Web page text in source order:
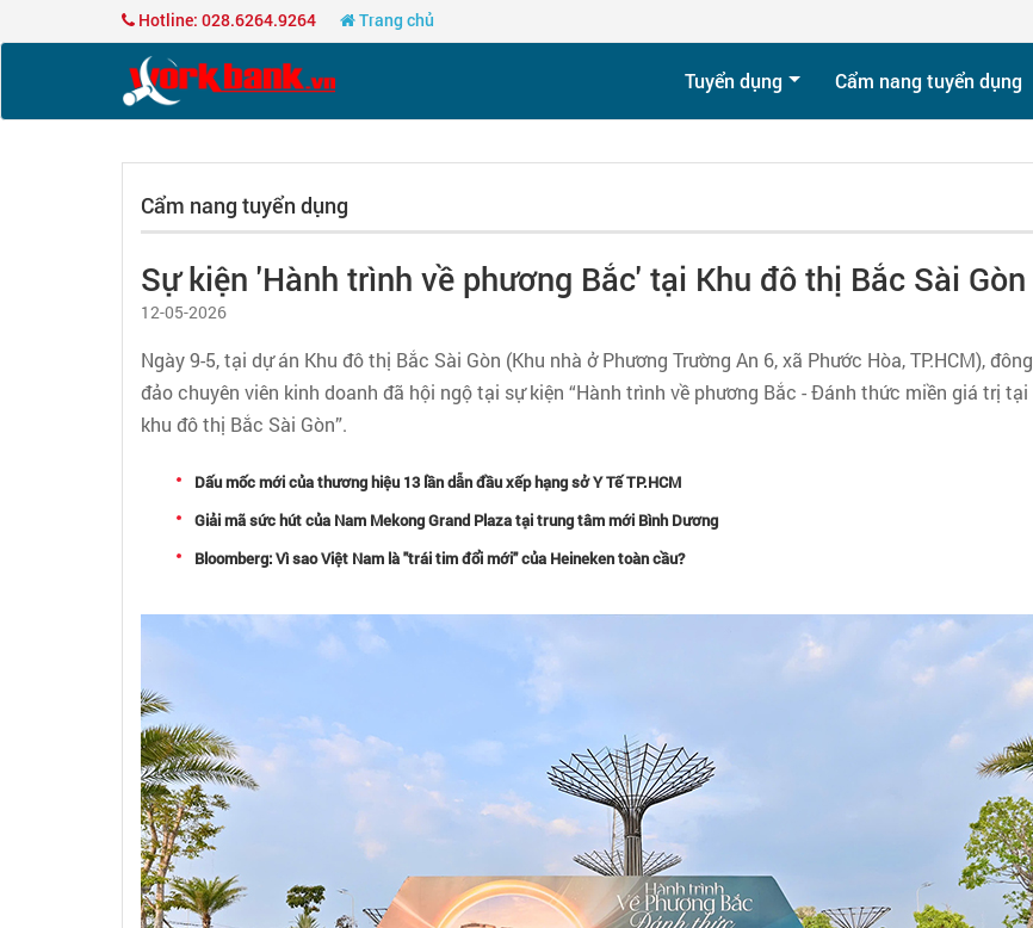
Hotline: 028.6264.9264 Trang chủ
Tuyển dụng Cẩm nang tuyển dụng
Cẩm nang tuyển dụng
Sự kiện 'Hành trình về phương Bắc' tại Khu đô thị Bắc Sài Gòn
12-05-2026
Ngày 9-5, tại dự án Khu đô thị Bắc Sài Gòn (Khu nhà ở Phương Trường An 6, xã Phước Hòa, TP.HCM), đông
đảo chuyên viên kinh doanh đã hội ngộ tại sự kiện “Hành trình về phương Bắc - Đánh thức miền giá trị tại
khu đô thị Bắc Sài Gòn”.
Dấu mốc mới của thương hiệu 13 lần dẫn đầu xếp hạng sở Y Tế TP.HCM
Giải mã sức hút của Nam Mekong Grand Plaza tại trung tâm mới Bình Dương
Bloomberg: Vì sao Việt Nam là "trái tim đổi mới" của Heineken toàn cầu?